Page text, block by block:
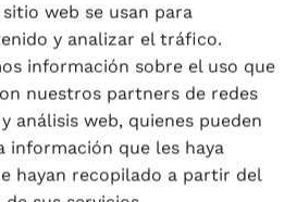
web se usan para
y analizar el tráfico.
información sobre el uso que
nuestros partners de redes
análisis web, quienes pueden
información que les haya
hayan recopilado a partir del
de alimentos.
Dados los avances
los alimentos
muy nutritivos y
sus propiedades. Además
en perfecto estado
Si no vas a consumir